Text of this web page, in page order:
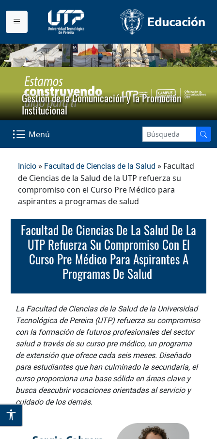
Gestión de la Comunicación y la Promoción
Institucional
Menú
Inicio » Facultad de Ciencias de la Salud » Facultad
de Ciencias de la Salud de la UTP refuerza su
compromiso con el Curso Pre Médico para
aspirantes a programas de salud
Facultad De Ciencias De La Salud De La
UTP Refuerza Su Compromiso Con El
Curso Pre Médico Para Aspirantes A
Programas De Salud
La Facultad de Ciencias de la Salud de la Universidad
Tecnológica de Pereira (UTP) refuerza su compromiso
con la formación de futuros profesionales del sector
salud a través de su curso pre médico, un programa
de extensión que ofrece cada seis meses. Diseñado
para estudiantes que han culminado la secundaria, el
curso proporciona una base sólida en áreas clave y
busca descubrir vocaciones orientadas al servicio y
cuidado de los demás.